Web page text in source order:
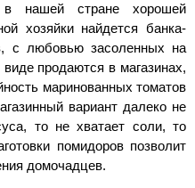
нашей стране хорошей
хозяйки найдется банка-
с любовью засоленных на
продаются в магазинах,
маринованных томатов
вариант далеко не
то не хватает соли, то
помидоров позволит
домочадцев.